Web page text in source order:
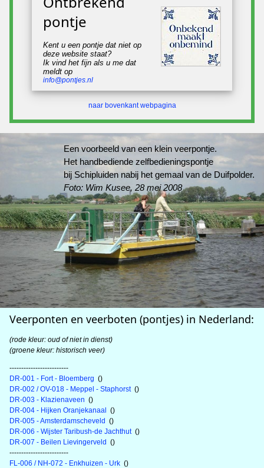
pontje
Kent u een pontje dat niet op
deze website staat?
Ik vind het fijn als u me dat
meldt op
info@pontjes.nl
naar bovenkant webpagina
Een voorbeeld van een klein veerpontje.
Het handbediende zelfbedieningspontje
bij Schipluiden nabij het gemaal van de Duifpolder.
Foto: Wim Kusee, 28 mei 2008
Veerponten en veerboten (pontjes) in Nederland:
(rode kleur: oud of niet in dienst)
(groene kleur: historisch veer)
-------------------------
DR-001 - Fort - Bloemberg ()
DR-002 / OV-018 - Meppel - Staphorst ()
DR-003 - Klazienaveen ()
DR-004 - Hijken Oranjekanaal ()
DR-005 - Amsterdamscheveld ()
DR-006 - Wijster Taribush-de Jachthut ()
DR-007 - Beilen Lievingerveld ()
-------------------------
FL-006 / NH-072 - Enkhuizen - Urk ()